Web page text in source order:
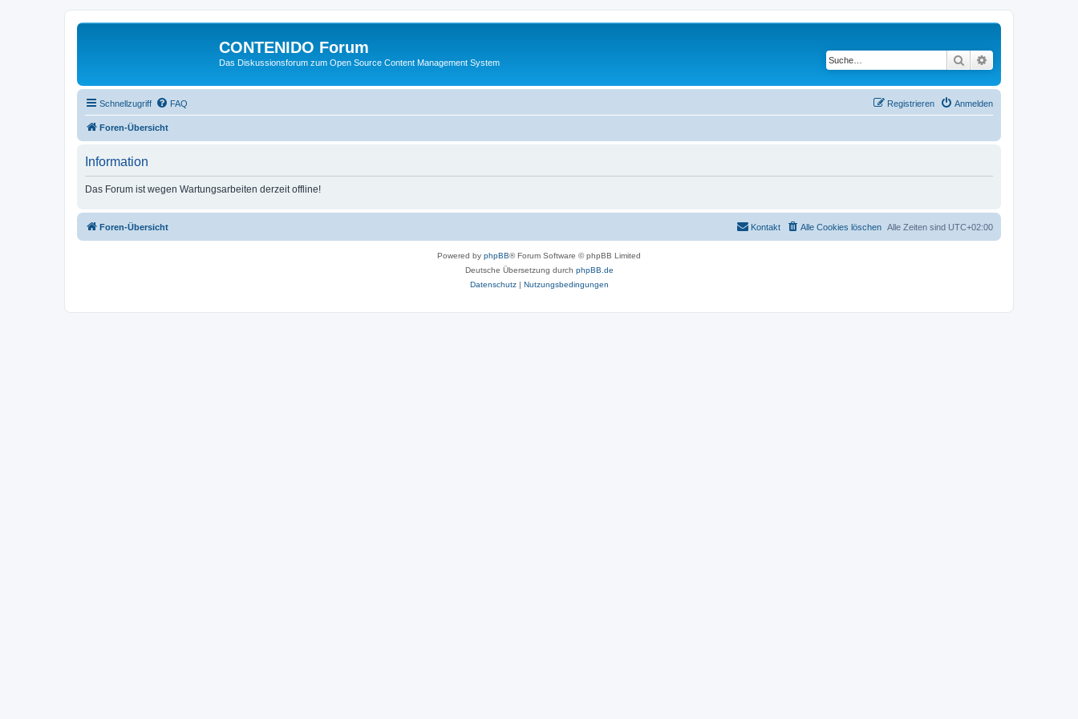
CONTENIDO Forum
Das Diskussionsforum zum Open Source Content Management System Suche
Schnellzugriff FAQ Anmelden
Registrieren
Foren-Übersicht
Information
Das Forum ist wegen Wartungsarbeiten derzeit offline!
Foren-Übersicht Alle Zeiten sind UTC+02:00
Alle Cookies löschen
Kontakt
Powered by phpBB® Forum Software © phpBB Limited
Deutsche Übersetzung durch phpBB.de
Datenschutz| Nutzungsbedingungen